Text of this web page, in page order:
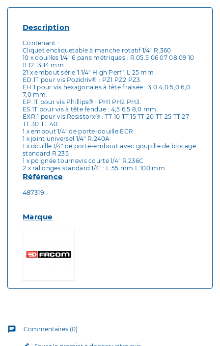
Description
Contenant :
Cliquet encliquetable à manche rotatif 1/4" R.360
10 x douilles 1/4" 6 pans métriques : R.05.5 06 07 08 09 10
11 12 13 14 mm.
21 x embout série 1 1/4" High Perf` L 25 mm :
ED.1T pour vis Pozidriv® : PZ1 PZ2 PZ3.
EH.1 pour vis hexagonales à tête fraisée : 3,0 4,0 5,0 6,0
7,0 mm.
EP.1T pour vis Phillips® : PH1 PH2 PH3.
ES.1T pour vis à tête fendue : 4,5 6,5 8,0 mm.
EXR.1 pour vis Resistorx® : TT 10 TT 15 TT 20 TT 25 TT 27
TT 30 TT 40.
1 x embout 1/4" de porte-douille ECR
1 x joint universel 1/4" R.240A
1 x douille 1/4" de porte-embout avec goupille de blocage
standard R.235
1 x poignée tournevis courte 1/4" R.236C
2 x rallonges standard 1/4" : L 55 mm L 100 mm.
Référence
487319
Marque
chat Commentaires (0)